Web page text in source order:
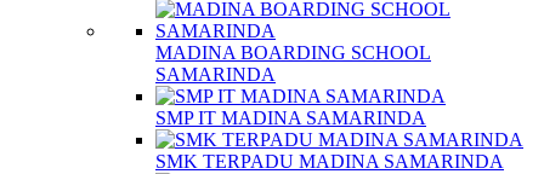
MADINA BOARDING SCHOOL
SAMARINDA
SMP IT MADINA SAMARINDA
SMK TERPADU MADINA SAMARINDA